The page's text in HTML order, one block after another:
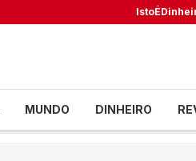
IstoÉ
MUNDO DINHEIRO